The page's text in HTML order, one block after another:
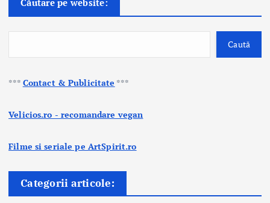
Caută
*** Contact & Publicitate ***
Velicios.ro - recomandare vegan
Filme si seriale pe ArtSpirit.ro
Categorii articole: